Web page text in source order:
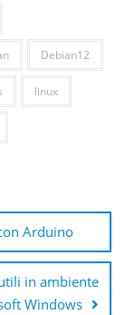
Debian12
linux
Arduino
in ambiente
Windows